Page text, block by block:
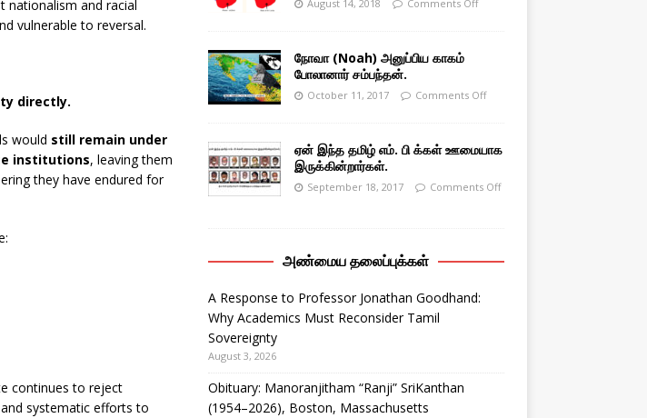
nationalism and racial
vulnerable to reversal.
directly.
would still remain under
institutions, leaving them
they have endured for
continues to reject
systematic efforts to
August 14, 2018 Comments Off
நோவா (Noah) அனுப்பிய காகம்
போலானார் சம்பந்தன்.
October 11, 2017 Comments Off
ஏன் இந்த தமிழ் எம். பி க்கள் ஊமையாக
இருக்கின்றார்கள்.
September 18, 2017 Comments Off
அண்மைய தலைப்புக்கள்
A Response to Professor Jonathan Goodhand:
Why Academics Must Reconsider Tamil
Sovereignty
August 3, 2026
Obituary: Manoranjitham “Ranji” SriKanthan
(1954–2026), Boston, Massachusetts